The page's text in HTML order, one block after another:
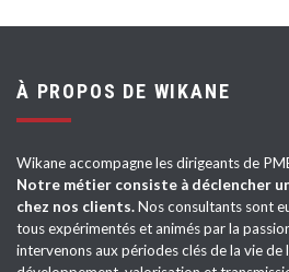
À PROPOS DE WIKANE
Wikane accompagne les dirigeants de
Notre métier consiste à déclencher
chez nos clients.Nos consultants sont
tous expérimentés et animés par la
intervenons aux périodes clés de la vie de